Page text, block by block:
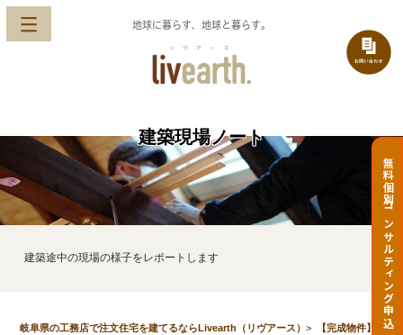
地球に暮らす、地球と暮らす。
無料個別コンサルティング申込
建築現場ノート
建築途中の現場の様子をレポートします
岐阜県の工務店で注文住宅を建てるならLivearth（リヴアース）>
【完成物件】